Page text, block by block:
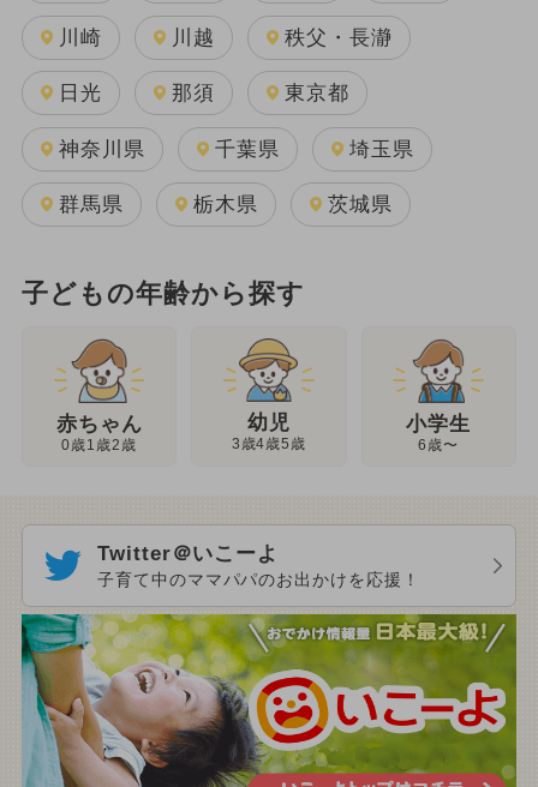
川崎 川越 秩父・長瀞
日光 那須 東京都
神奈川県 千葉県 埼玉県
群馬県 栃木県 茨城県
子どもの年齢から探す
赤ちゃん
0歳1歳2歳
幼児
3歳4歳5歳
小学生
6歳〜
Twitter＠いこーよ
子育て中のママパパのお出かけを応援！